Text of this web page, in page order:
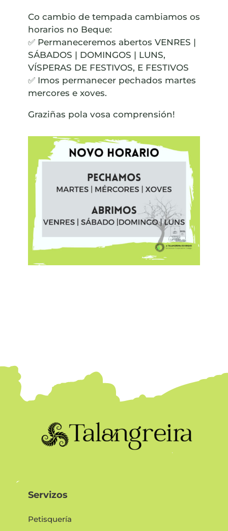
Co cambio de tempada cambiamos os
horarios no Beque:
✅ Permaneceremos abertos VENRES |
SÁBADOS | DOMINGOS | LUNS,
VÍSPERAS DE FESTIVOS, E FESTIVOS
✅ Imos permanecer pechados martes
mercores e xoves.
Graziñas pola vosa comprensión!
Servizos
Petisquería